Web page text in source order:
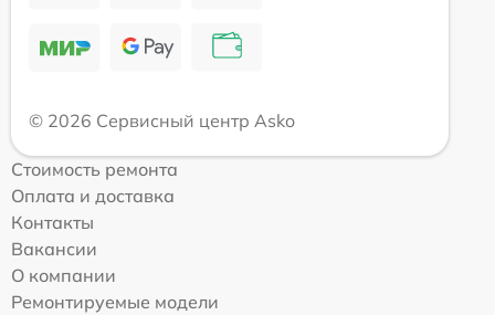
© 2026 Сервисный центр Asko
Стоимость ремонта
Оплата и доставка
Контакты
Вакансии
О компании
Ремонтируемые модели